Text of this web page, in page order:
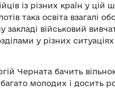
із різних країн у цій
така освіта взагалі
закладі військовий
у різних
Черната бачить
молодих і досить